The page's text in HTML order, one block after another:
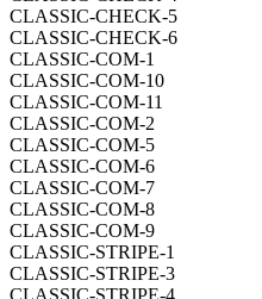
CLASSIC-CHECK-5
CLASSIC-CHECK-6
CLASSIC-COM-1
CLASSIC-COM-10
CLASSIC-COM-11
CLASSIC-COM-2
CLASSIC-COM-5
CLASSIC-COM-6
CLASSIC-COM-7
CLASSIC-COM-8
CLASSIC-COM-9
CLASSIC-STRIPE-1
CLASSIC-STRIPE-3
CLASSIC-STRIPE-4